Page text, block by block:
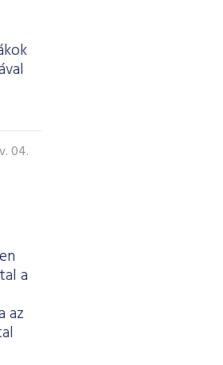
04.
a
az